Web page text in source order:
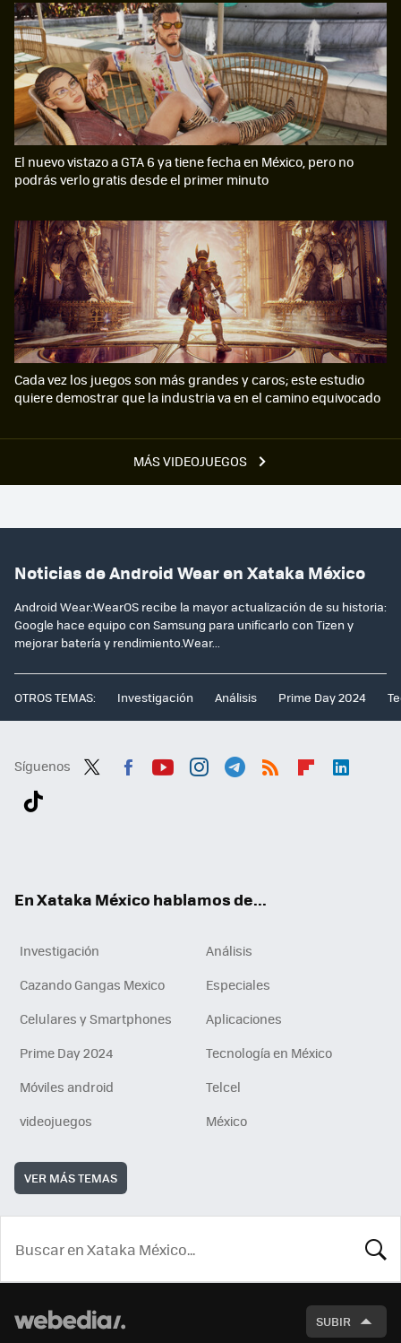
MÁS VIDEOJUEGOS
El nuevo vistazo a GTA 6 ya tiene fecha en México, pero no
podrás verlo gratis desde el primer minuto
Cada vez los juegos son más grandes y caros; este estudio
quiere demostrar que la industria va en el camino equivocado
Noticias de Android Wear en Xataka México
Android Wear:WearOS recibe la mayor actualización de su historia:
Google hace equipo con Samsung para unificarlo con Tizen y
mejorar batería y rendimiento.Wear...
OTROS TEMAS: Investigación Análisis Prime Day 2024
Síguenos
En Xataka México hablamos de...
Investigación
Análisis
Cazando Gangas Mexico
Especiales
Celulares y Smartphones
Aplicaciones
Prime Day 2024
Tecnología en México
Móviles android
Telcel
videojuegos
México
VER MÁS TEMAS
SUBIR